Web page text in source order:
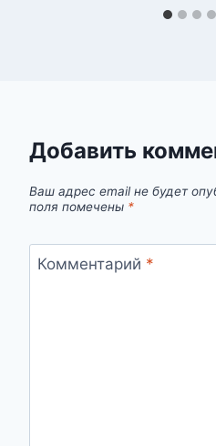
Добавить
Ваш адрес email не будет
поля помечены *
Комментарий *